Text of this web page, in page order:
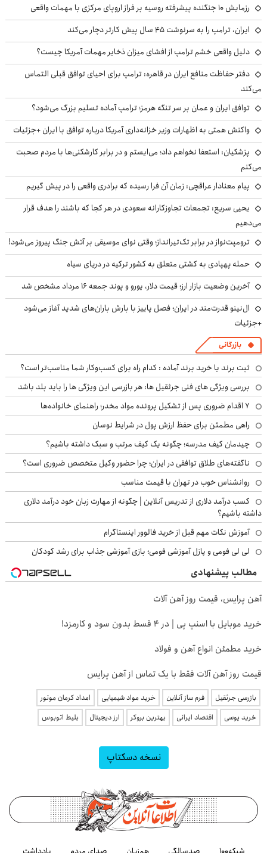
رزمایش ۱۰ جنگنده پیشرفته روسیه بر فراز اروپای مرکزی با مهمات واقعی
ایران، ترامپ را به سرنوشت ۴۵ سال پیش کارتر دچار می‌کند
دلیل واقعی خشم ترامپ از افشای میزان ذخایر مهمات آمریکا چیست؟
دفتر حفاظت منافع ایران در قاهره: ترامپ برای احیای توافق قبلی التماس
می‌کند
توافق ایران و عمان بر سر تنگه هرمز؛ ترامپ آماده تسلیم بزرگ می‌شود؟
واکنش همتی به اظهارات وزیر خزانه‌داری آمریکا درباره توافق با ایران +جزئیات
پزشکیان: استعفا نخواهم داد؛ می‌ایستم و در برابر کارشکنی‌ها با مردم صحبت
می‌کنم
پیام معنادار عراقچی: زمان آن فرا رسیده که برادری واقعی را در پیش گیریم
یحیی سریع: تجمعات تجاوزکارانه سعودی در هر کجا که باشند را هدف قرار
می‌دهیم
ترومپت‌نواز در برابر تک‌تیرانداز؛ وقتی نوای موسیقی بر آتش جنگ پیروز می‌شود!
حمله پهپادی به کشتی متعلق به کشور ترکیه در دریای سیاه
آخرین وضعیت بازار ارز؛ قیمت دلار، یورو و پوند جمعه ۱۶ مرداد مشخص شد
ال‌نینو قدرت‌مند در ایران؛ فصل پاییز با بارش باران‌های شدید آغاز می‌شود
+جزئیات
بازرگانی
ثبت برند یا خرید برند آماده : کدام راه برای کسب‌وکار شما مناسب‌تر است؟
بررسی ویژگی های فنی جرثقیل ها: هر بازرسی این ویژگی ها را باید بلد باشد
۷ اقدام ضروری پس از تشکیل پرونده مواد مخدر؛ راهنمای خانواده‌ها
راهی مطمئن برای حفظ ارزش پول در شرایط نوسان
چیدمان کیف مدرسه؛ چگونه یک کیف مرتب و سبک داشته باشیم؟
ناگفته‌های طلاق توافقی در ایران؛ چرا حضور وکیل متخصص ضروری است؟
روانشناس خوب در تهران با قیمت مناسب
کسب درآمد دلاری از تدریس آنلاین | چگونه از مهارت زبان خود درآمد دلاری
داشته باشیم؟
آموزش نکات مهم قبل از خرید فالوور اینستاگرام
لی لی فومی و پازل آموزشی فومی؛ بازی آموزشی جذاب برای رشد کودکان
مطالب پیشنهادی
آهن پرایس، قیمت روز آهن آلات
خرید موبایل با اسنپ پی | در ۴ قسط بدون سود و کارمزد!
خرید مطمئن انواع آهن و فولاد
قیمت روز آهن آلات فقط با یک تماس از آهن پرایس
بازرسی جرثقیل فرم ساز آنلاین خرید مواد شیمیایی
امداد کرمان موتور
خرید یوسی
اقتصاد ایرانی بهترین بروکر ارز دیجیتال بلیط اتوبوس
نسخه دسکتاپ